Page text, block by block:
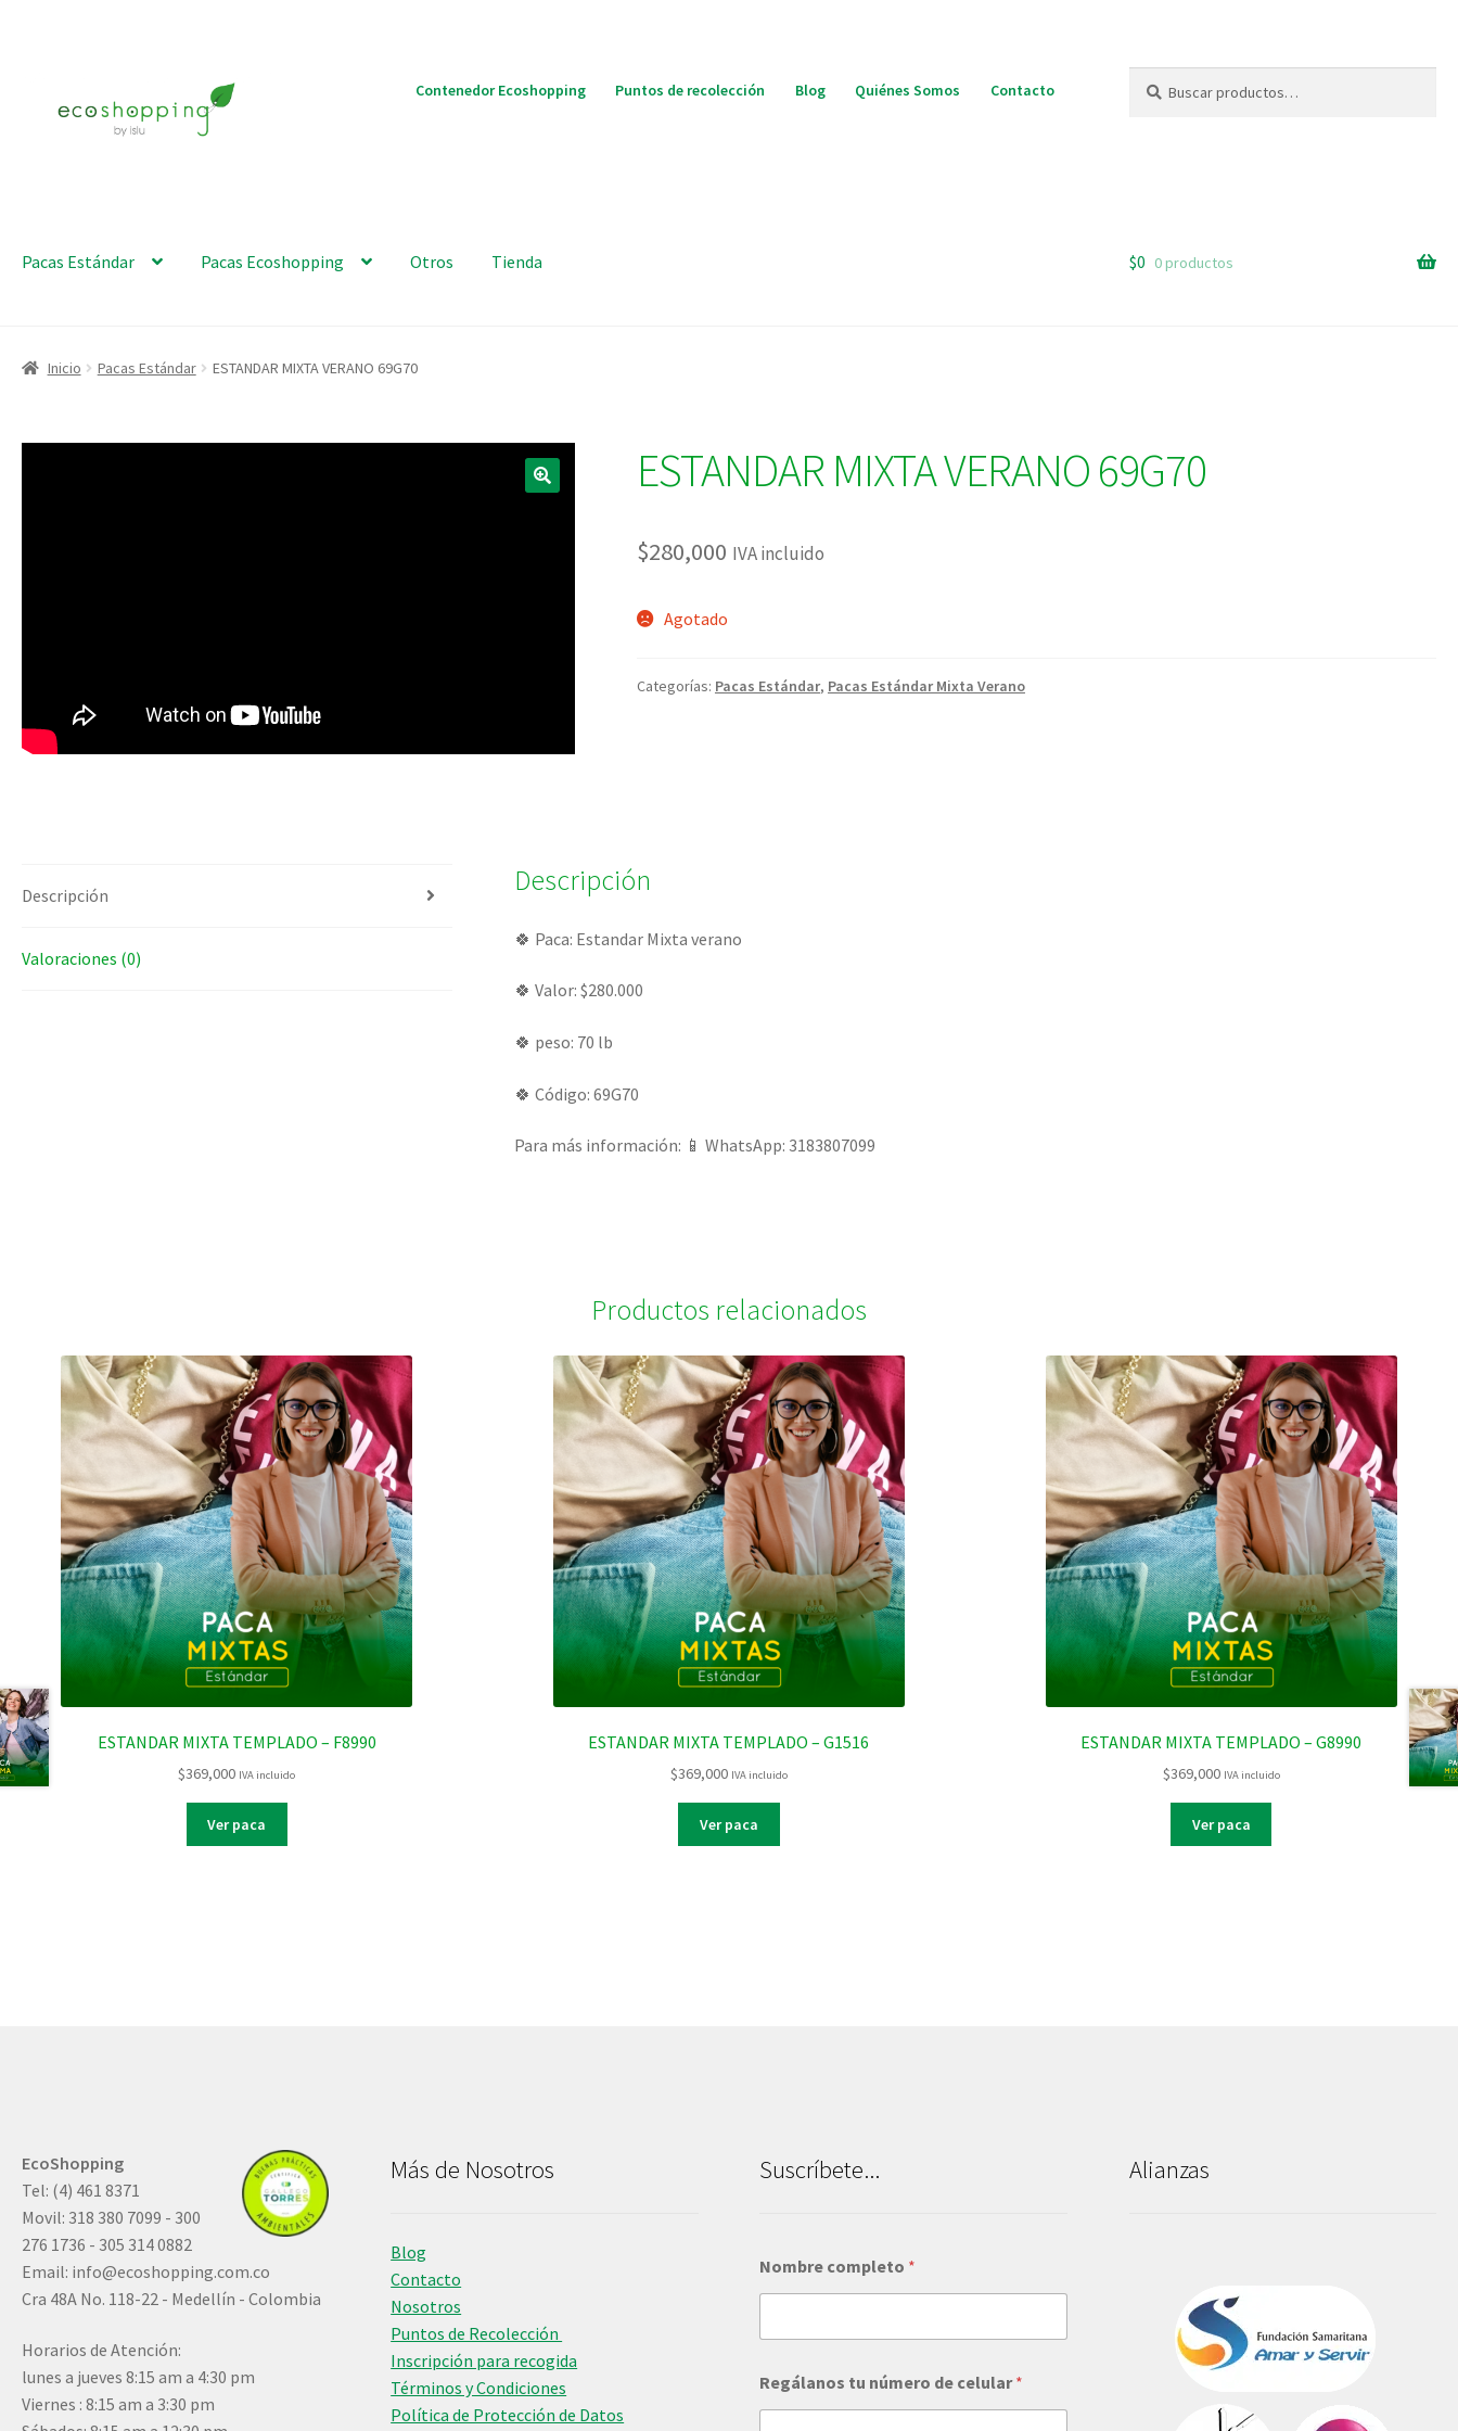
Contenedor Ecoshopping Puntos de recolección Blog Quiénes Somos Contacto
por:
Pacas Estándar Pacas Ecoshopping Otros Tienda $0 0 productos
Inicio Pacas Estándar ESTANDAR MIXTA VERANO 69G70
ESTANDAR MIXTA VERANO 69G70
$280,000 IVA incluido
Agotado
Categorías: Pacas Estándar, Pacas Estándar Mixta Verano
Descripción
Valoraciones (0)
Descripción
🍀 Paca: Estandar Mixta verano
🍀 Valor: $280.000
🍀 peso: 70 lb
🍀 Código: 69G70
Para más información: 📱 WhatsApp: 3183807099
Productos relacionados
ESTANDAR MIXTA TEMPLADO – F8990
$369,000 IVA incluido
Ver paca
ESTANDAR MIXTA TEMPLADO – G1516
$369,000 IVA incluido
Ver paca
ESTANDAR MIXTA TEMPLADO – G8990
$369,000 IVA incluido
Ver paca
EcoShopping
Tel: (4) 461 8371
Movil: 318 380 7099 - 300
276 1736 - 305 314 0882
Email: info@ecoshopping.com.co
Cra 48A No. 118-22 - Medellín - Colombia
Horarios de Atención:
lunes a jueves 8:15 am a 4:30 pm
Viernes : 8:15 am a 3:30 pm
Más de Nosotros
Blog
Contacto
Nosotros
Puntos de Recolección
Inscripción para recogida
Términos y Condiciones
Política de Protección de Datos
Suscríbete...
Nombre completo *
Regálanos tu número de celular*
Alianzas